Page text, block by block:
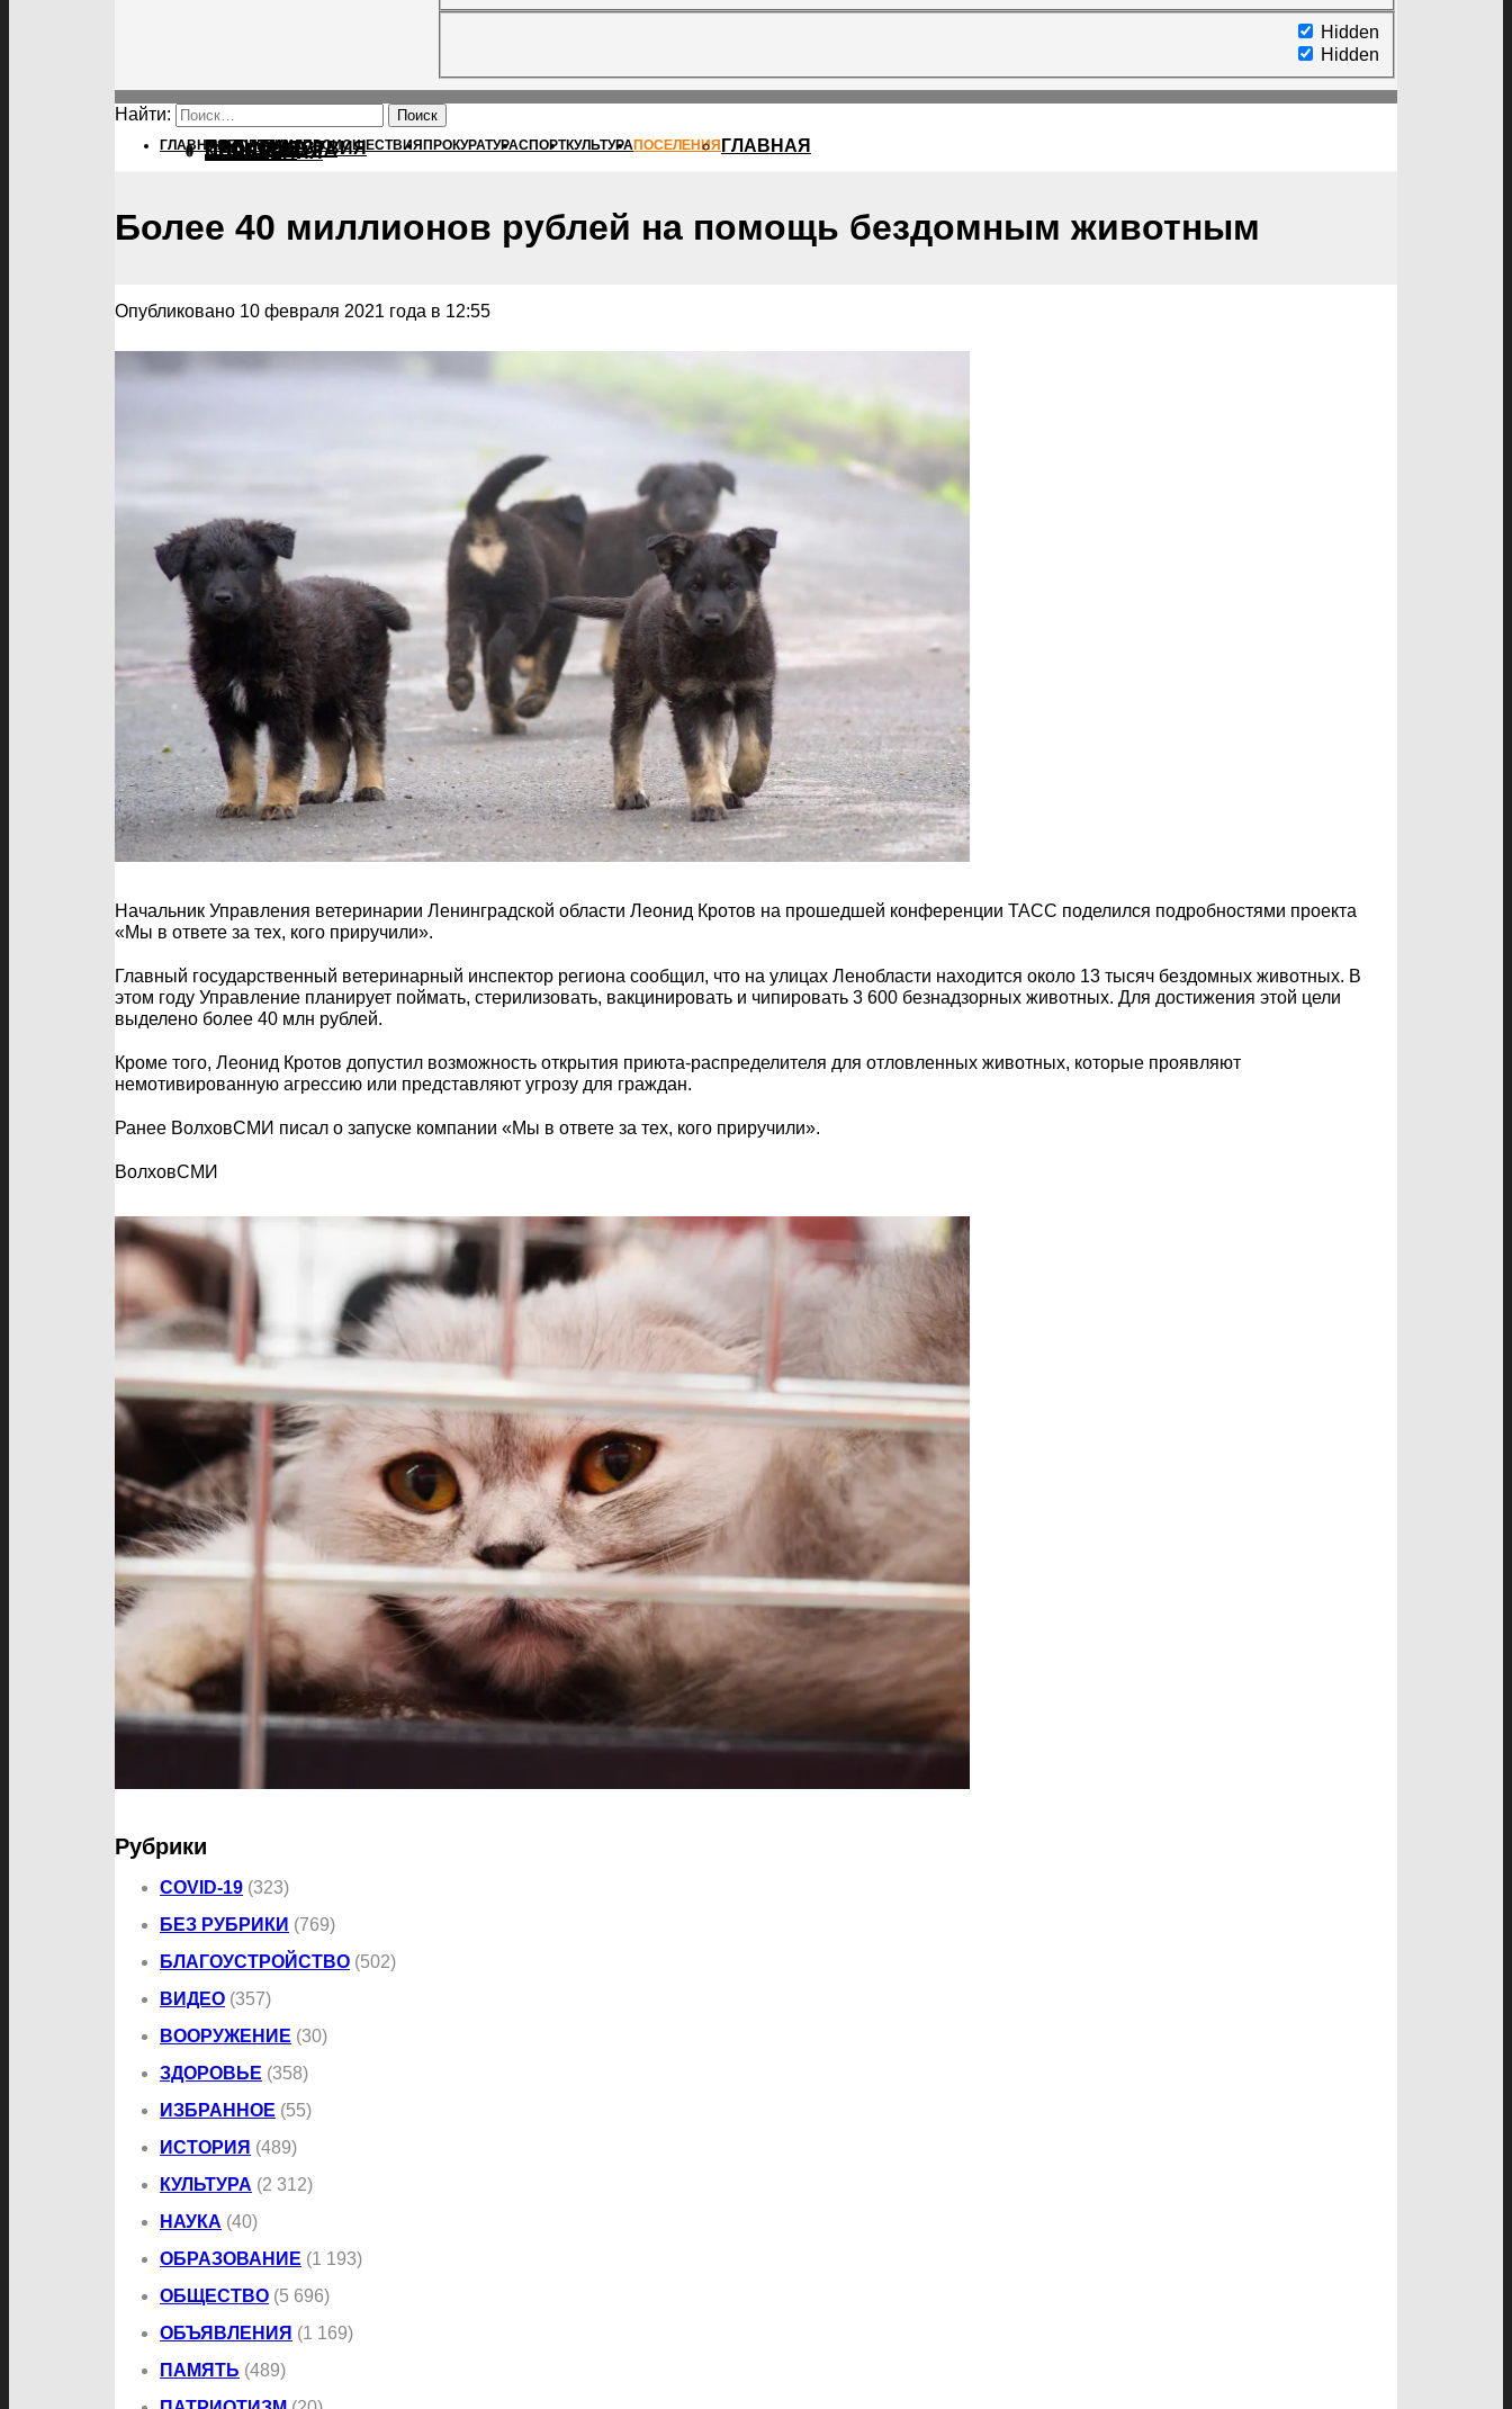
Hidden
Hidden
Найти:
ГЛАВНАЯПОЛИТИКАПРОИСШЕСТВИЯ ПРОКУРАТУРАСПОРТКУЛЬТУРАПОСЕЛЕНИЯ ГЛАВНАЯ
ПОЛИТИКА
ПРОИСШЕСТВИЯ
ПРОКУРАТУРА
СПОРТ
КУЛЬТУРА
ПОСЕЛЕНИЯ
Более 40 миллионов рублей на помощь бездомным животным
Опубликовано 10 февраля 2021 года в 12:55
Начальник Управления ветеринарии Ленинградской области Леонид Кротов на прошедшей конференции ТАСС поделился подробностями проекта
«Мы в ответе за тех, кого приручили».
Главный государственный ветеринарный инспектор региона сообщил, что на улицах Ленобласти находится около 13 тысяч бездомных животных. В
этом году Управление планирует поймать, стерилизовать, вакцинировать и чипировать 3 600 безнадзорных животных. Для достижения этой цели
выделено более 40 млн рублей.
Кроме того, Леонид Кротов допустил возможность открытия приюта-распределителя для отловленных животных, которые проявляют
немотивированную агрессию или представляют угрозу для граждан.
Ранее ВолховСМИ писал о запуске компании «Мы в ответе за тех, кого приручили».
ВолховСМИ
Рубрики
COVID-19 (323)
БЕЗ РУБРИКИ (769)
БЛАГОУСТРОЙСТВО (502)
ВИДЕО (357)
ВООРУЖЕНИЕ (30)
ЗДОРОВЬЕ (358)
ИЗБРАННОЕ (55)
ИСТОРИЯ (489)
КУЛЬТУРА (2 312)
НАУКА (40)
ОБРАЗОВАНИЕ (1 193)
ОБЩЕСТВО (5 696)
ОБЪЯВЛЕНИЯ (1 169)
ПАМЯТЬ (489)